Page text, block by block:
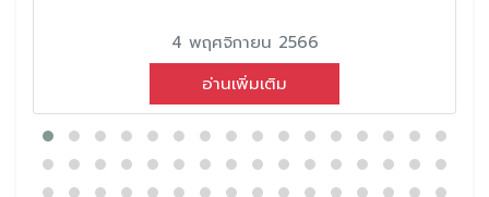
4 พฤศจิกายน 2566
อ่านเพิ่มเติม